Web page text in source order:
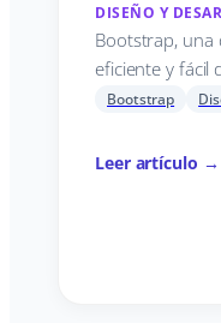
DISEÑO Y
Bootstrap, una
eficiente y fácil
Bootstrap
Leer artículo →